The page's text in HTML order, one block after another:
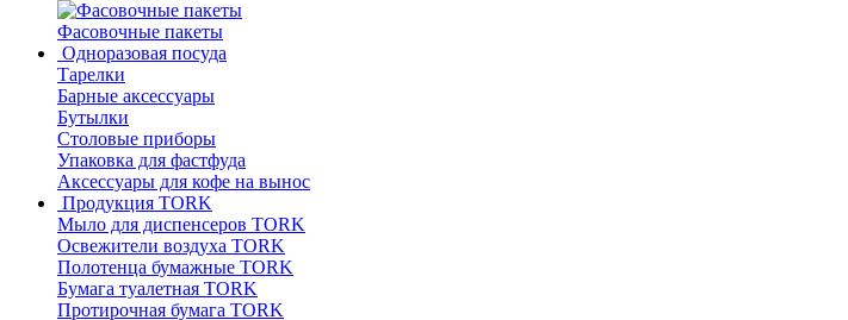
Фасовочные пакеты
Одноразовая посуда
Тарелки
Барные аксессуары
Бутылки
Столовые приборы
Упаковка для фастфуда
Аксессуары для кофе на вынос
Продукция TORK
Мыло для диспенсеров TORK
Освежители воздуха TORK
Полотенца бумажные TORK
Бумага туалетная TORK
Протирочная бумага TORK